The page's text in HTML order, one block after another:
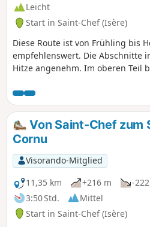
Leicht
Start in Saint-Chef (Isère)
Diese Route ist von Frühling bis
empfehlenswert. Die Abschnitte
Hitze angenehm. Im oberen Teil
bis zum Mont-Blanc im Osten.
Chef bietet einen schönen Blick
die Abteikirche. Ein Großteil der
asphaltierten Straßen. Die
jedoch ehemalige
Verkehrsaufkommen.
Von Saint-Chef zum
Cornu
Visorando-Mitglied
11,35 km
+216 m
-
3:50 Std.
Mittel
Start in Saint-Chef (Isère)